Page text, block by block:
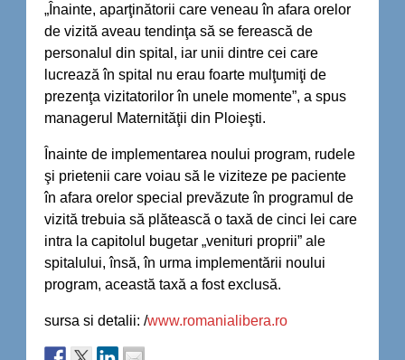
„Înainte, aparţinătorii care veneau în afara orelor
de vizită aveau tendinţa să se ferească de
personalul din spital, iar unii dintre cei care
lucrează în spital nu erau foarte mulţumiţi de
prezenţa vizitatorilor în unele momente”, a spus
managerul Maternităţii din Ploieşti.
Înainte de implementarea noului program, rudele
şi prietenii care voiau să le viziteze pe paciente
în afara orelor special prevăzute în programul de
vizită trebuia să plătească o taxă de cinci lei care
intra la capitolul bugetar „venituri proprii” ale
spitalului, însă, în urma implementării noului
program, această taxă a fost exclusă.
sursa si detalii: /www.romanialibera.ro